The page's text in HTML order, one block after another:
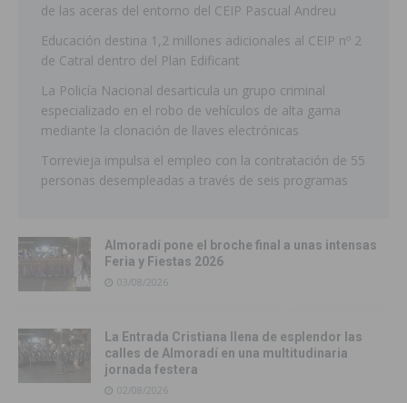
de las aceras del entorno del CEIP Pascual Andreu
Educación destina 1,2 millones adicionales al CEIP nº 2
de Catral dentro del Plan Edificant
La Policía Nacional desarticula un grupo criminal
especializado en el robo de vehículos de alta gama
mediante la clonación de llaves electrónicas
Torrevieja impulsa el empleo con la contratación de 55
personas desempleadas a través de seis programas
Almoradí pone el broche final a unas intensas
Feria y Fiestas 2026
03/08/2026
La Entrada Cristiana llena de esplendor las
calles de Almoradí en una multitudinaria
jornada festera
02/08/2026